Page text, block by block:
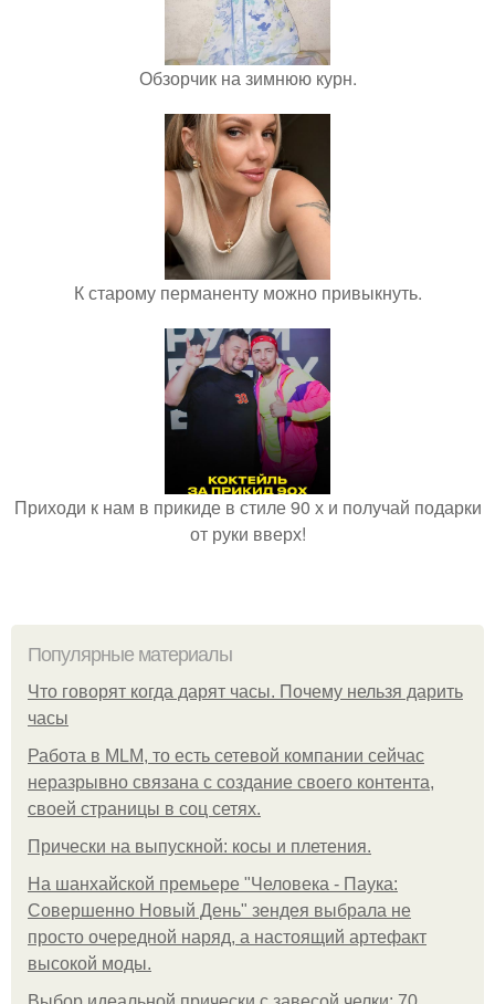
Обзорчик на зимнюю курн.
К старому перманенту можно привыкнуть.
Приходи к нам в прикиде в стиле 90 х и получай подарки
от руки вверх!
Популярные материалы
Что говорят когда дарят часы. Почему нельзя дарить
часы
Работа в MLM, то есть сетевой компании сейчас
неразрывно связана с создание своего контента,
своей страницы в соц сетях.
Прически на выпускной: косы и плетения.
На шанхайской премьере "Человека - Паука:
Совершенно Новый День" зендея выбрала не
просто очередной наряд, а настоящий артефакт
высокой моды.